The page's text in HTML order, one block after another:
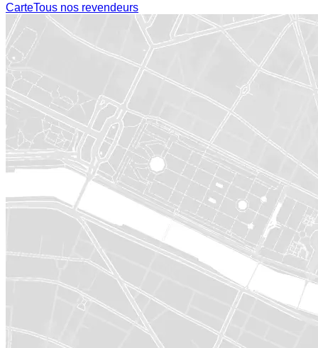
CarteTous nos revendeurs